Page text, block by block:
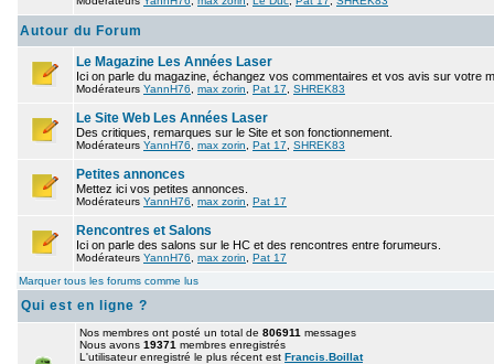
Autour du Forum
Le Magazine Les Années Laser
Ici on parle du magazine, échangez vos commentaires et vos avis sur votre
Modérateurs YannH76 max zorin Pat 17 SHREK83
Le Site Web Les Années Laser
Des critiques, remarques sur le Site et son fonctionnement.
Modérateurs YannH76 max zorin Pat 17 SHREK83
Petites annonces
Mettez ici vos petites annonces.
Modérateurs YannH76 max zorin Pat 17
Rencontres et Salons
Ici on parle des salons sur le HC et des rencontres entre forumeurs.
Modérateurs YannH76 max zorin
Pat 17
Marquer tous les forums comme lus
Qui est en ligne ?
Nos membres ont posté un total de 806911 messages
Nous avons 19371 membres enregistrés
L'utilisateur enregistré le plus récent est Francis.Boillat